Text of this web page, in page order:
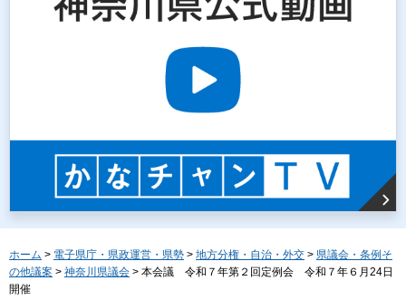
ホーム > 電子県庁・県政運営・県勢 > 地方分権・自治・外交 > 県議会・条例そ
の他議案 > 神奈川県議会 > 本会議 令和７年第２回定例会 令和７年６月24日
開催